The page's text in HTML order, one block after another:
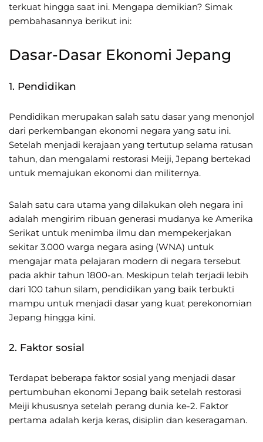
terkuat hingga saat ini. Mengapa demikian? Simak
pembahasannya berikut ini:
Dasar-Dasar Ekonomi Jepang
1. Pendidikan
Pendidikan merupakan salah satu dasar yang menonjol
dari perkembangan ekonomi negara yang satu ini.
Setelah menjadi kerajaan yang tertutup selama ratusan
tahun, dan mengalami restorasi Meiji, Jepang bertekad
untuk memajukan ekonomi dan militernya.
Salah satu cara utama yang dilakukan oleh negara ini
adalah mengirim ribuan generasi mudanya ke Amerika
Serikat untuk menimba ilmu dan mempekerjakan
sekitar 3.000 warga negara asing (WNA) untuk
mengajar mata pelajaran modern di negara tersebut
pada akhir tahun 1800-an. Meskipun telah terjadi lebih
dari 100 tahun silam, pendidikan yang baik terbukti
mampu untuk menjadi dasar yang kuat perekonomian
Jepang hingga kini.
2. Faktor sosial
Terdapat beberapa faktor sosial yang menjadi dasar
pertumbuhan ekonomi Jepang baik setelah restorasi
Meiji khususnya setelah perang dunia ke-2. Faktor
pertama adalah kerja keras, disiplin dan keseragaman.